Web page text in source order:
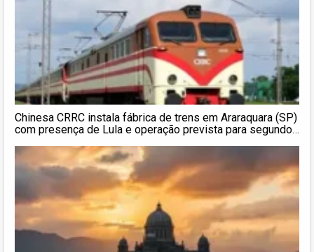
Chinesa CRRC instala fábrica de trens em Araraquara (SP)
com presença de Lula e operação prevista para segundo